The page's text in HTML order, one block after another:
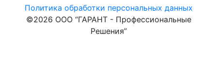
Политика обработки персональных данных
©2026 ООО “ГАРАНТ - Профессиональные
Решения”